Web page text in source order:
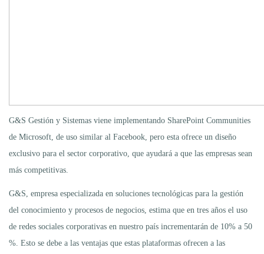
G&S Gestión y Sistemas viene implementando SharePoint Communities
de Microsoft, de uso similar al Facebook, pero esta ofrece un diseño
exclusivo para el sector corporativo, que ayudará a que las empresas sean
más competitivas.
G&S, empresa especializada en soluciones tecnológicas para la gestión
del conocimiento y procesos de negocios, estima que en tres años el uso
de redes sociales corporativas en nuestro país incrementarán de 10% a 50
%. Esto se debe a las ventajas que estas plataformas ofrecen a las